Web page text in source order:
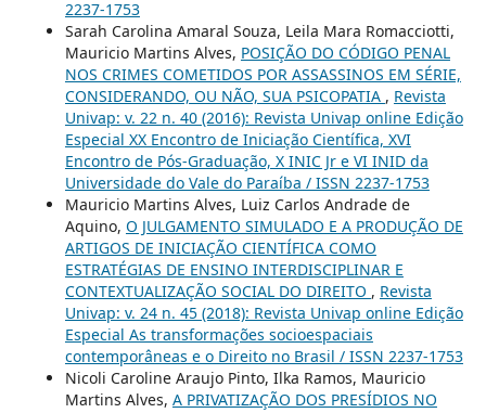
2237-1753
Sarah Carolina Amaral Souza, Leila Mara Romacciotti,
Mauricio Martins Alves, POSIÇÃO DO CÓDIGO PENAL
NOS CRIMES COMETIDOS POR ASSASSINOS EM SÉRIE,
CONSIDERANDO, OU NÃO, SUA PSICOPATIA , Revista
Univap: v. 22 n. 40 (2016): Revista Univap online Edição
Especial XX Encontro de Iniciação Científica, XVI
Encontro de Pós-Graduação, X INIC Jr e VI INID da
Universidade do Vale do Paraíba / ISSN 2237-1753
Mauricio Martins Alves, Luiz Carlos Andrade de
Aquino, O JULGAMENTO SIMULADO E A PRODUÇÃO DE
ARTIGOS DE INICIAÇÃO CIENTÍFICA COMO
ESTRATÉGIAS DE ENSINO INTERDISCIPLINAR E
CONTEXTUALIZAÇÃO SOCIAL DO DIREITO , Revista
Univap: v. 24 n. 45 (2018): Revista Univap online Edição
Especial As transformações socioespaciais
contemporâneas e o Direito no Brasil / ISSN 2237-1753
Nicoli Caroline Araujo Pinto, Ilka Ramos, Mauricio
Martins Alves, A PRIVATIZAÇÃO DOS PRESÍDIOS NO